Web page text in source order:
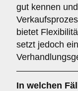
gut kennen
bietet
setzt jedoch
In welchen